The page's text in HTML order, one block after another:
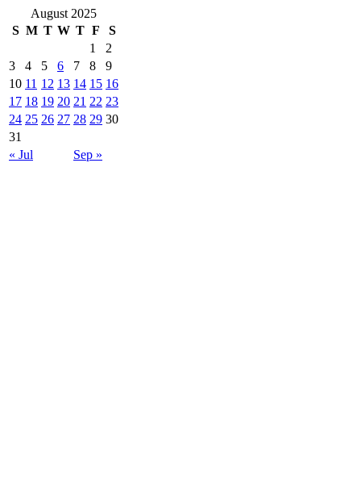
August 2025
S M T W T F S
« Jul Sep »
1
2
3
4 5 6 7 8
9
10 11 12 13 14 15 16
17 18 19 20 21 22 23
24 25 26 27 28 29 30
31